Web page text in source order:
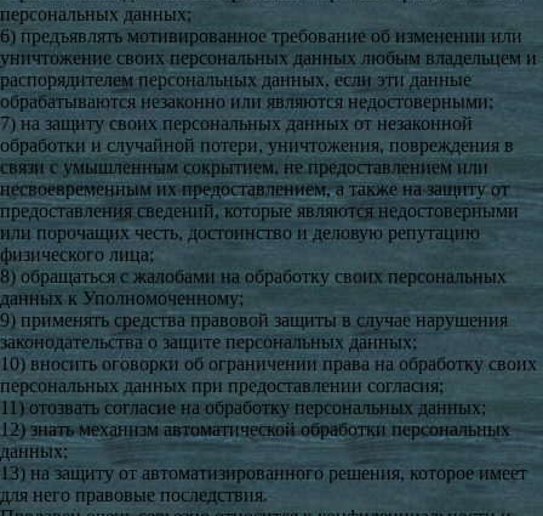
персональных данных;
6) предъявлять мотивированное требование об изменении или
уничтожение своих персональных данных любым владельцем и
распорядителем персональных данных, если эти данные
обрабатываются незаконно или являются недостоверными;
7) на защиту своих персональных данных от незаконной
обработки и случайной потери, уничтожения, повреждения в
связи с умышленным сокрытием, не предоставлением или
несвоевременным их предоставлением, а также на защиту от
предоставления сведений, которые являются недостоверными
или порочащих честь, достоинство и деловую репутацию
физического лица;
8) обращаться с жалобами на обработку своих персональных
данных к Уполномоченному;
9) применять средства правовой защиты в случае нарушения
законодательства о защите персональных данных;
10) вносить оговорки об ограничении права на обработку своих
персональных данных при предоставлении согласия;
11) отозвать согласие на обработку персональных данных;
12) знать механизм автоматической обработки персональных
данных;
13) на защиту от автоматизированного решения, которое имеет
для него правовые последствия.